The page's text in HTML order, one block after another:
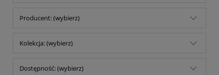
Producent: (wybierz)
Kolekcja: (wybierz)
Dostępność: (wybierz)